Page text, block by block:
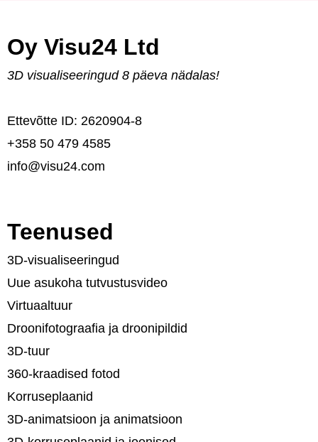
Oy Visu24 Ltd
3D visualiseeringud 8 päeva nädalas!
Ettevõtte ID: 2620904-8
+358 50 479 4585
info@visu24.com
Teenused
3D-visualiseeringud
Uue asukoha tutvustusvideo
Virtuaaltuur
Droonifotograafia ja droonipildid
3D-tuur
360-kraadised fotod
Korruseplaanid
3D-animatsioon ja animatsioon